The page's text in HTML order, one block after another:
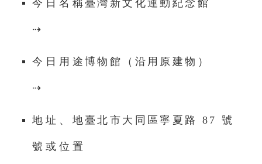
今日名稱
⇢
臺灣新文化運動紀念館
今日用途
⇢
博物館（沿用原建物）
地址、地
號或位置
臺北市大同區寧夏路 87 號